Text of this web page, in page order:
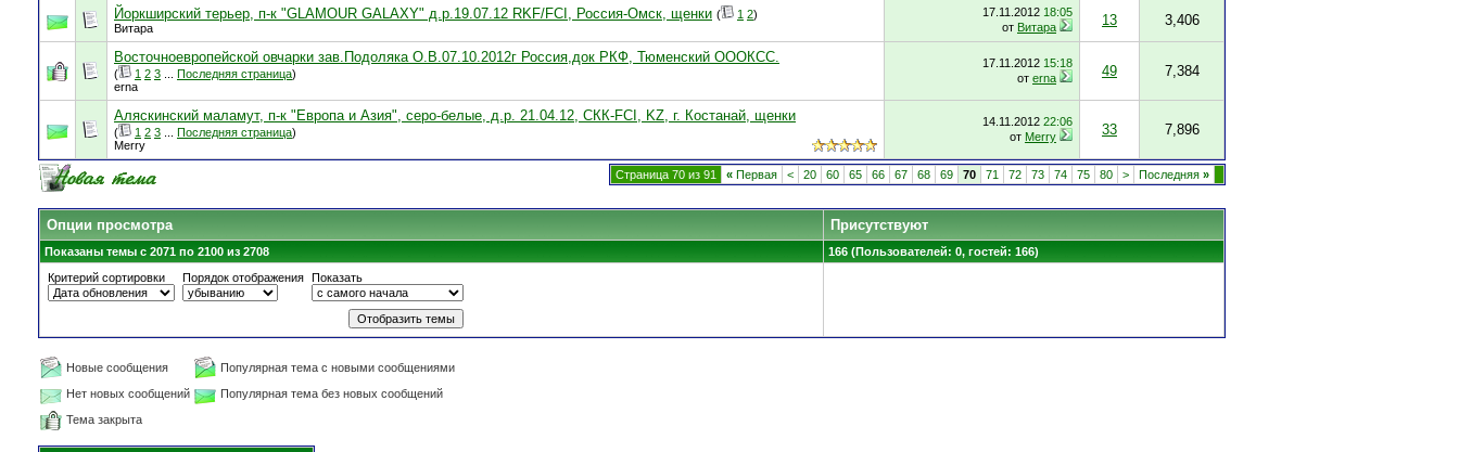
Йоркширский терьер, п-к "GLAMOUR GALAXY" д.р.19.07.12 RKF/FCI, Россия-Омск, щенки ( 1 2)
Витара
17.11.2012 18:05
от Витара 13 3,406
Восточноевропейской овчарки зав.Подоляка О.В.07.10.2012г Россия,док РКФ, Тюменский ОООКСС.
( 1 2 3 Последняя страница)
erna
17.11.2012 15:18
от erna 49 7,384
Аляскинский маламут, п-к "Европа и Азия", серо-белые, д.р. 21.04.12, СКК-FCI, KZ, г. Костанай, щенки
( 1 2 3 Последняя страница)
Merry
14.11.2012 22:06
от Merry 33 7,896
Страница 70 из 91 « Первая < 20 60 65 66 67 68 69 70 71 72 73 74 75 80 > Последняя »
Опции просмотра Присутствуют
Показаны темы с 2071 по 2100 из 2708
166 (Пользователей: 0, гостей: 166)
Критерий сортировки
Порядок отображения Показать
Новые сообщения
Популярная тема с новыми сообщениями
Нет новых сообщений
Популярная тема без новых сообщений
Тема закрыта